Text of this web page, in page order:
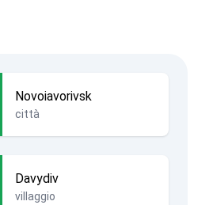
Novoiavorivsk
città
Davydiv
villaggio